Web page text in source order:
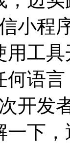
小程
用工
何语
开发
一下